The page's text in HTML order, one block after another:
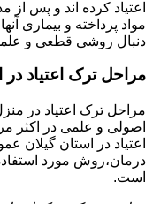
اعتیاد کرده اند و پس
مواد پرداخته و بیماری
دنبال روشی قطعی و
مراحل ترک اعتیاد
مراحل ترک اعتیاد در
اصولی و علمی در اکثر
اعتیاد در استان
درمان،روش مورد
است.